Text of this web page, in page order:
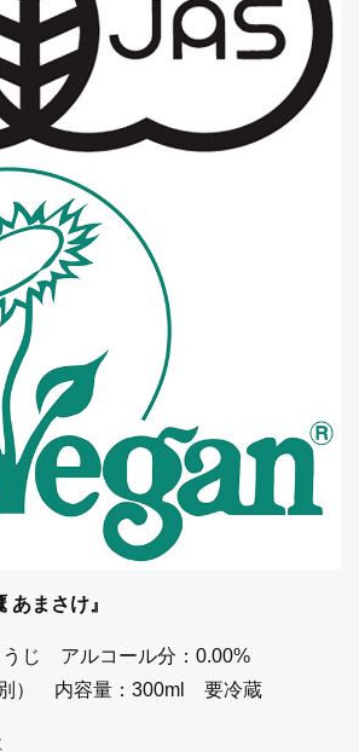
あまさけ』
うじ アルコール分：0.00%
別） 内容量：300ml 要冷蔵